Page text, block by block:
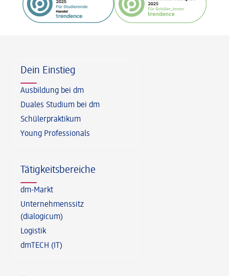
Dein Einstieg
Ausbildung bei dm
Duales Studium bei dm
Schülerpraktikum
Young Professionals
Tätigkeitsbereiche
dm-Markt
Unternehmenssitz
(dialogicum)
Logistik
dmTECH (IT)